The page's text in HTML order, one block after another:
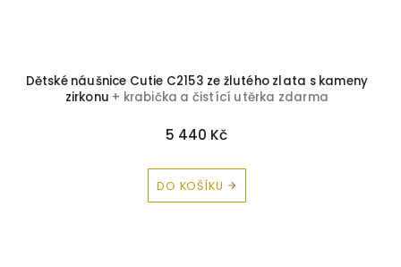
Dětské náušnice Cutie C2153 ze žlutého zlata s kameny
zirkonu + krabička a čistící utěrka zdarma
5 440 Kč
DO KOŠÍKU